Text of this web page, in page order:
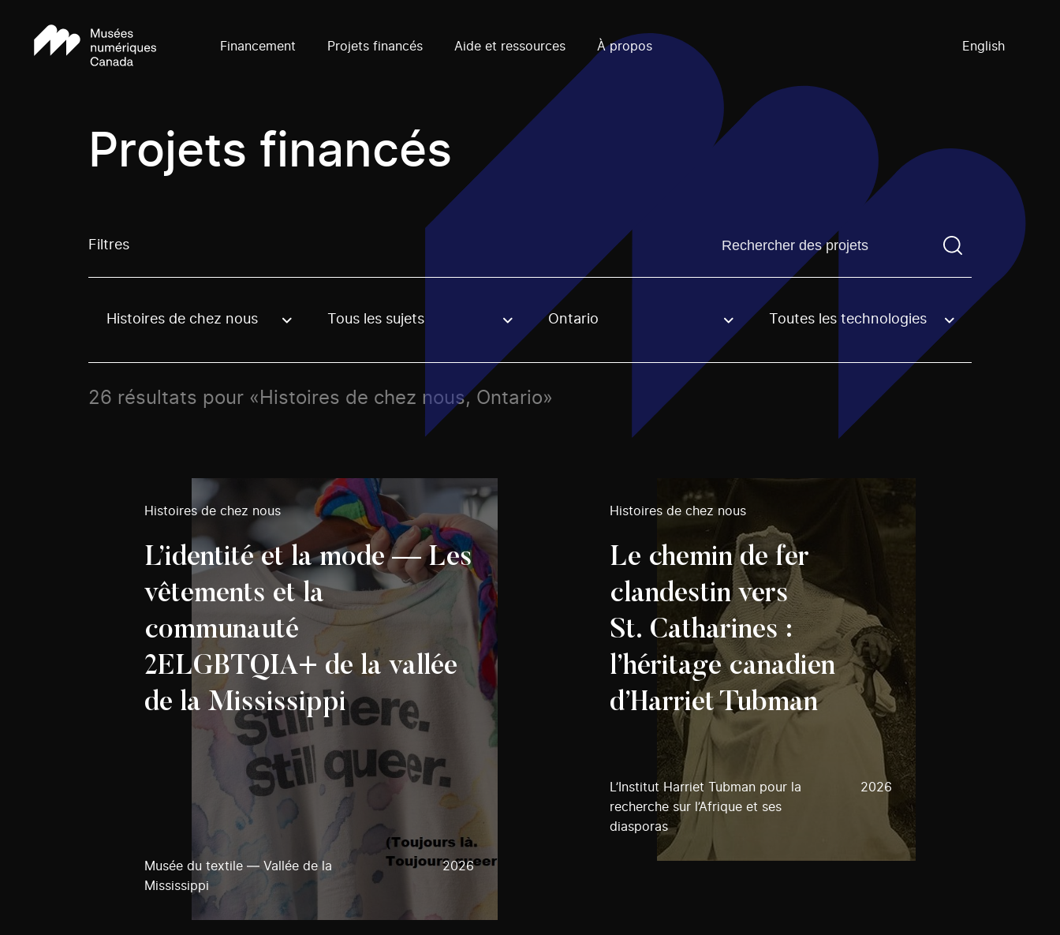
Financement Projets financés Aide et ressources À propos English
Projets financés
Filtres Trouvez un projetVous devez saisir un terme de
Use these options to filter projects by topic, stream or regon. The filter will be applied when selecting an option.
Histoires de chez nous Tous les sujets Ontario Toutes les technologies
26 résultats pour «Histoires de chez nous, Ontario»
Histoires de chez nous
L’identité et la mode — Les
vêtements et la
communauté
2ELGBTQIA+ de la vallée
de la Mississippi
Musée du textile — Vallée de la
Mississippi
2026
Histoires de chez nous
Le chemin de fer
clandestin vers
St. Catharines :
l’héritage canadien
d’Harriet Tubman
L’Institut Harriet Tubman pour la
recherche sur l’Afrique et ses
diasporas
2026